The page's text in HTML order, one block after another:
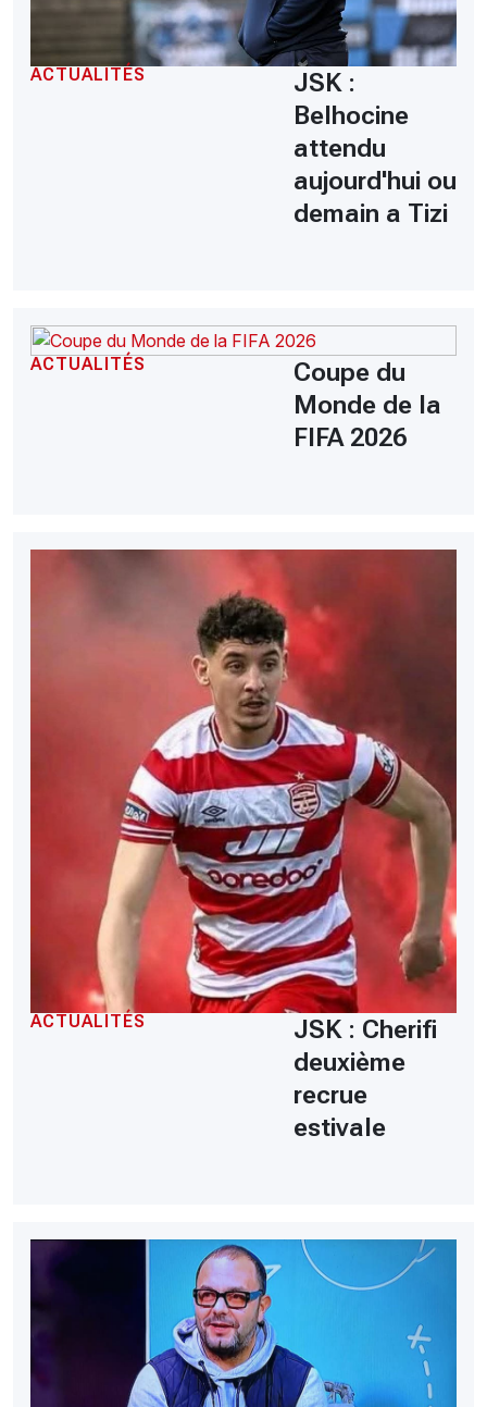
ACTUALITÉS
JSK :
Belhocine
attendu
aujourd'hui ou
demain a Tizi
ACTUALITÉS
Coupe du
Monde de la
FIFA 2026
ACTUALITÉS
JSK : Cherifi
deuxième
recrue
estivale